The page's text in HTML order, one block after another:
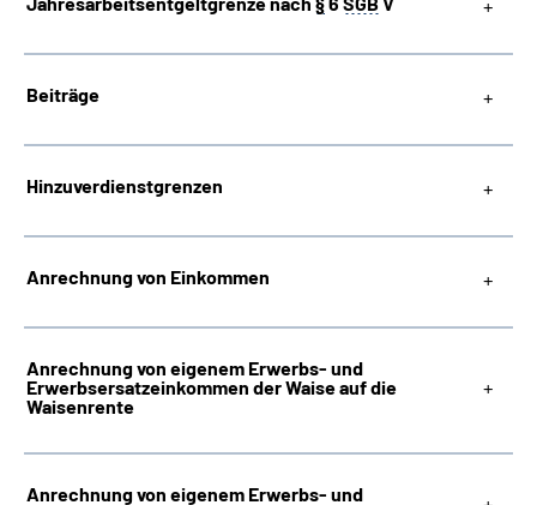
Beiträge
Hinzuverdienstgrenzen
Anrechnung von Einkommen
Anrechnung von eigenem Erwerbs- und
Erwerbsersatzeinkommen der Waise auf die
Waisenrente
Anrechnung von eigenem Erwerbs- und